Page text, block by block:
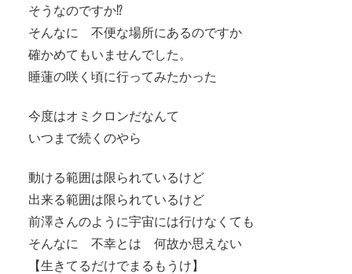
そうなのですか⁉︎
そんなに 不便な場所にあるのですか
確かめてもいませんでした。
睡蓮の咲く頃に行ってみたかった
今度はオミクロンだなんて
いつまで続くのやら
動ける範囲は限られているけど
出来る範囲は限られているけど
前澤さんのように宇宙には行けなくても
そんなに 不幸とは 何故か思えない
【生きてるだけでまるもうけ】